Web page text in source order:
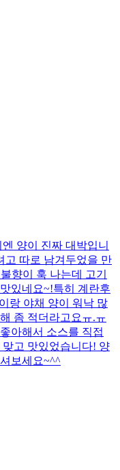
양이 진짜 대박입니
고 따로 남겨두었을 만
향이 훅 나는데 고기
있네요~!특히 계란후
랑 야채 양이 워낙 많
좀 적더라고요ㅠ.ㅠ
아해서 소스를 직접
고 맛있었습니다! 양
보세요~^^